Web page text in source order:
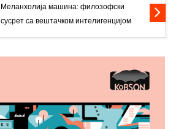
Меланхолија машина: филозофски
сусрет са вештачком интелигенцијом